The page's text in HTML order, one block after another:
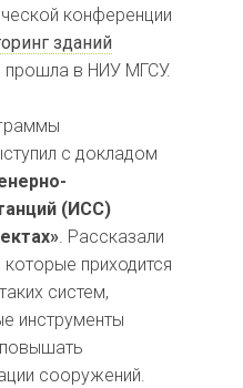
конференции
зданий
прошла в НИУ МГСУ.
с докладом
(ИСС)
. Рассказали
которые приходится
систем,
инструменты
сооружений.